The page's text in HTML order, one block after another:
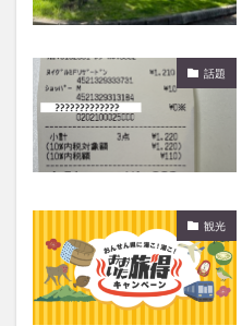
話題
観光